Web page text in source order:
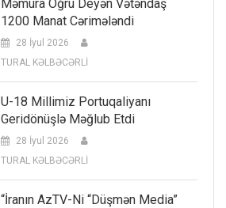
Məmura Oğru Deyən Vətəndaş
1200 Manat Cərimələndi
28 İyul 2026
TURAL KƏLBƏCƏRLİ
U-18 Millimiz Portuqaliyanı
Geridönüşlə Məğlub Etdi
28 İyul 2026
TURAL KƏLBƏCƏRLİ
“İranın AzTV-Ni “düşmən Media”